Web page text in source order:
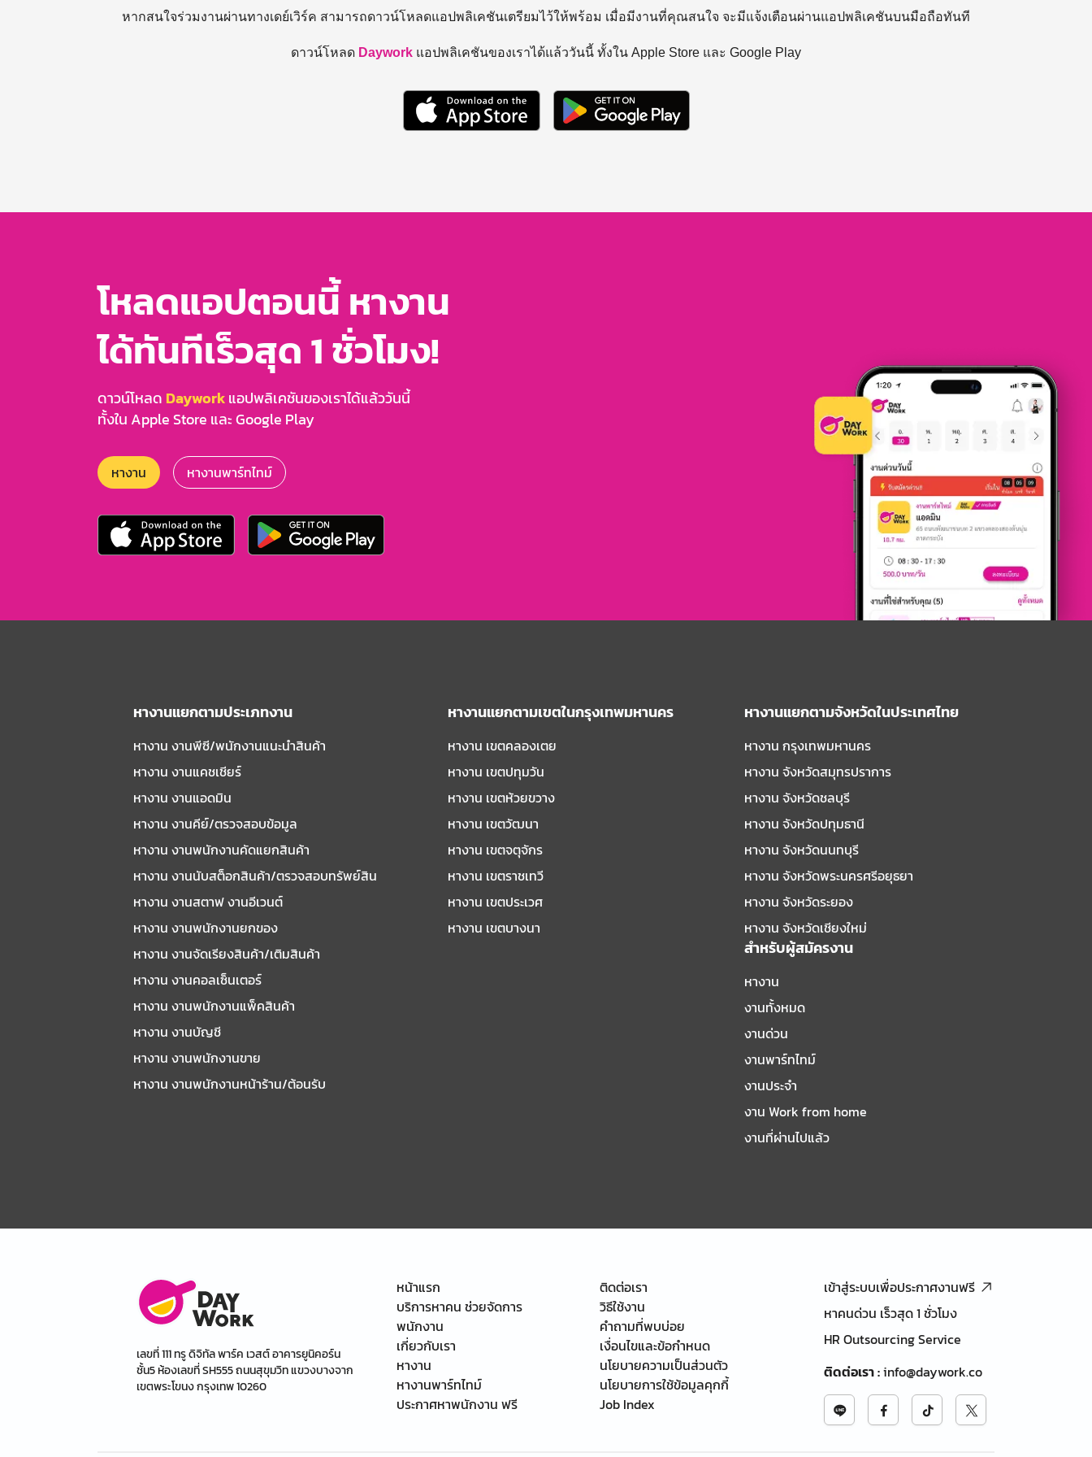
หากสนใจร่วมงานผ่านทางเดย์เวิร์ค สามารถดาวน์โหลดแอปพลิเคชันเตรียมไว้ให้พร้อม เมื่อมีงานที่คุณสนใจ จะมีแจ้งเตือนผ่านแอปพลิเคชันบนมือถือทันที
ดาวน์โหลด Daywork แอปพลิเคชันของเราได้แล้ววันนี้ ทั้งใน Apple Store และ Google Play
โหลดแอปตอนนี้ หางาน
ได้ทันทีเร็วสุด 1 ชั่วโมง!
ดาวน์โหลด Dayworkแอปพลิเคชันของเราได้แล้ววันนี้
ทั้งใน Apple Store และ Google Play
หางาน หางานพาร์ทไทม์
หางานแยกตามประเภทงาน
หางาน งานพีซี/พนักงานแนะนําสินค้า
หางาน งานแคชเชียร์
หางาน งานแอดมิน
หางาน งานคีย์/ตรวจสอบข้อมูล
หางาน งานพนักงานคัดแยกสินค้า
หางาน งานนับสต็อกสินค้า/ตรวจสอบทรัพย์สิน
หางาน งานสตาฟ งานอีเวนต์
หางาน งานพนักงานยกของ
หางาน งานจัดเรียงสินค้า/เติมสินค้า
หางาน งานคอลเซ็นเตอร์
หางาน งานพนักงานแพ็คสินค้า
หางาน งานบัญชี
หางาน งานพนักงานขาย
หางาน งานพนักงานหน้าร้าน/ต้อนรับ
หางานแยกตามเขตในกรุงเทพมหานคร
หางาน เขตคลองเตย
หางาน เขตปทุมวัน
หางาน เขตห้วยขวาง
หางาน เขตวัฒนา
หางาน เขตจตุจักร
หางาน เขตราชเทวี
หางาน เขตประเวศ
หางาน เขตบางนา
หางานแยกตามจังหวัดในประเทศไทย
หางาน กรุงเทพมหานคร
หางาน จังหวัดสมุทรปราการ
หางาน จังหวัดชลบุรี
หางาน จังหวัดปทุมธานี
หางาน จังหวัดนนทบุรี
หางาน จังหวัดพระนครศรีอยุธยา
หางาน จังหวัดระยอง
หางาน จังหวัดเชียงใหม่
สำหรับผู้สมัครงาน
หางาน
งานทั้งหมด
งานด่วน
งานพาร์ทไทม์
งานประจำ
งาน Work from home
งานที่ผ่านไปแล้ว
เลขที่ 111 ทรู ดิจิทัล พาร์ค เวสต์ อาคารยูนิคอร์น
ชั้น5 ห้องเลขที่ SH555 ถนนสุขุมวิท แขวงบางจาก
เขตพระโขนง กรุงเทพ 10260
หน้าแรก
บริการหาคน ช่วยจัดการ
พนักงาน
เกี่ยวกับเรา
หางาน
หางานพาร์ทไทม์
ประกาศหาพนักงาน ฟรี
ติดต่อเรา
วิธีใช้งาน
คำถามที่พบบ่อย
เงื่อนไขและข้อกำหนด
นโยบายความเป็นส่วนตัว
นโยบายการใช้ข้อมูลคุกกี้
Job Index
เข้าสู่ระบบเพื่อประกาศงานฟรี
หาคนด่วน เร็วสุด 1 ชั่วโมง
HR Outsourcing Service
ติดต่อเรา:info@daywork.co